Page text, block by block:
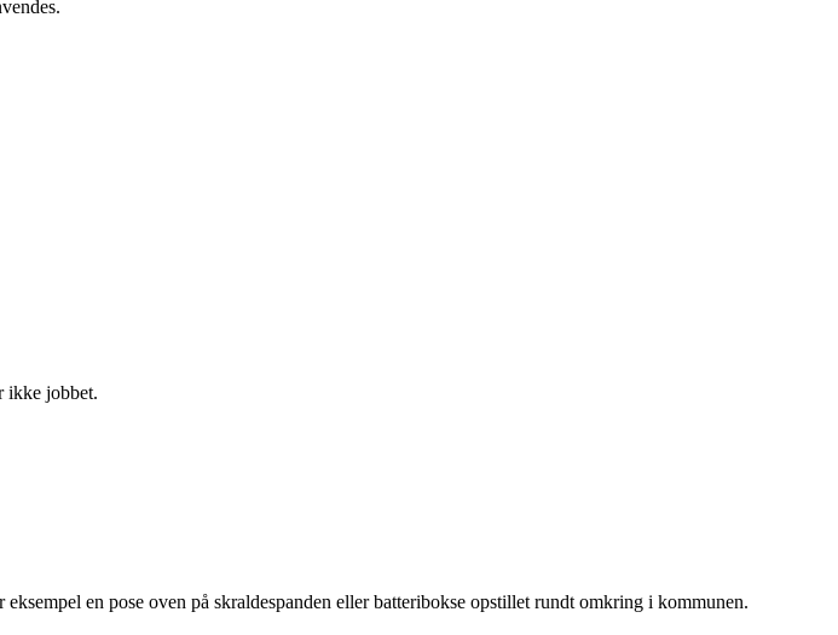
ikke jobbet.
en pose oven på skraldespanden eller batteribokse opstillet rundt omkring i kommunen.